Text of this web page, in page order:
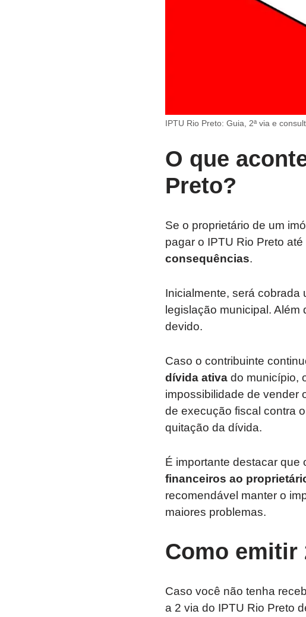
IPTU Rio Preto: Guia, 2ª via e
O que
Preto?
Se o proprietário de um
pagar o IPTU Rio Preto
consequências.
Inicialmente, será cobrada
legislação municipal.
devido.
Caso o contribuinte
dívida ativado município,
impossibilidade de vender
de execução fiscal contra
quitação da dívida.
É importante destacar que
financeiros ao
recomendável manter o
maiores problemas.
Como emitir
Caso você não tenha
a 2 via do IPTU Rio Preto